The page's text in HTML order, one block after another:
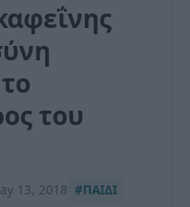
του
13, 2018 #ΠΑΙΔΙ